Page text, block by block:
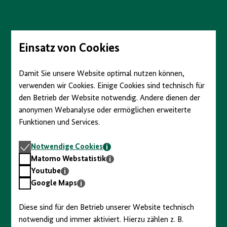
Seiteninhalt
springenEinsatz von Cookies
Damit Sie unsere Website optimal nutzen können,
verwenden wir Cookies. Einige Cookies sind technisch für
den Betrieb der Website notwendig. Andere dienen der
anonymen Webanalyse oder ermöglichen erweiterte
Funktionen und Services.
Notwendige
Cookies
Notwendige Cookies
Matomo
Webstatistik
Matomo Webstatistik
Youtube
Youtube
GoogleGoogle Maps
Diese sind für den Betrieb unserer Website technisch
notwendig und immer aktiviert. Hierzu zählen z. B.